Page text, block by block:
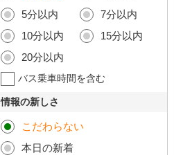
5分以内
7分以内
10分以内
15分以内
20分以内
バス乗車時間を含む
情報の新しさ
こだわらない
本日の新着